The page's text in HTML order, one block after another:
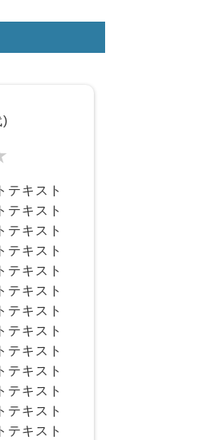
)
テキスト
テキスト
テキスト
テキスト
テキスト
テキスト
テキスト
テキスト
テキスト
テキスト
テキスト
テキスト
テキスト